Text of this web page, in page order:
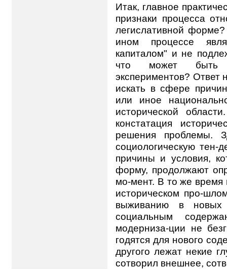
Итак, главное
признаки процесса
легислативной
ином процессе
капиталом" и не
что может быть
экспериментов? Ответ
искать в сфере
или иное
исторической
констатация
решения проблемы.
социологическую тен-
причины и условия,
форму, продолжают
мо-мент. В то же
историческом про-
выживанию в новых
социальным
модерниза-ции не
годятся для нового
другого лежат некие
сотворил внешнее,